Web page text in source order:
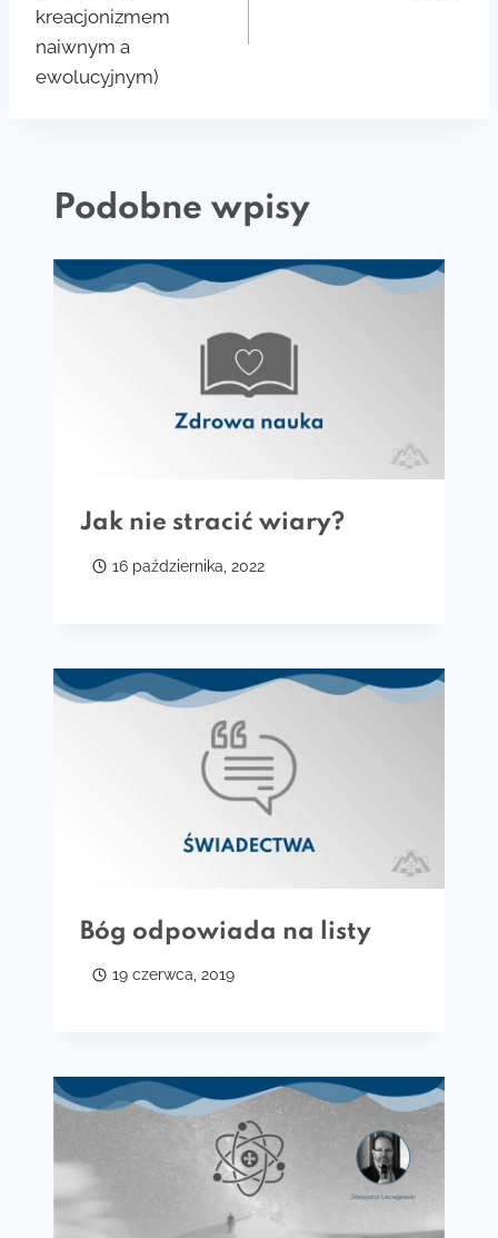
kreacjonizmem
naiwnym a
ewolucyjnym)
Podobne wpisy
Jak nie stracić wiary?
16 października, 2022
Bóg odpowiada na listy
19 czerwca, 2019